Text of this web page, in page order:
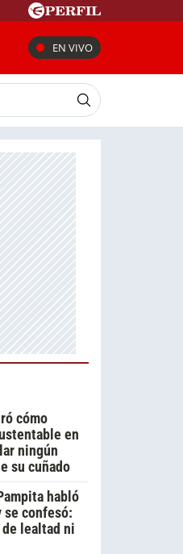
EN VIVO
cómo
en
ningún
su cuñado
habló
se confesó:
lealtad ni